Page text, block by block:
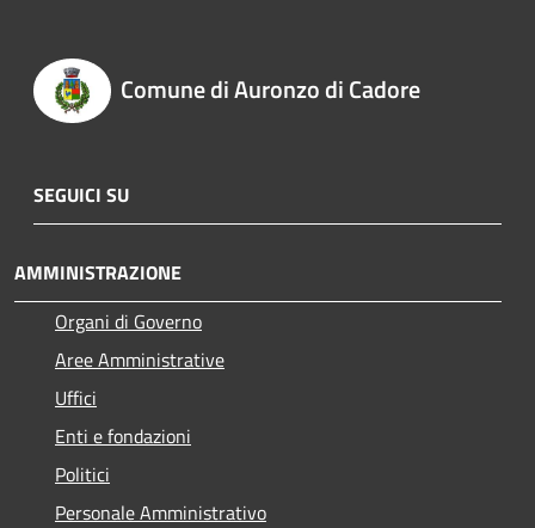
Comune di Auronzo di Cadore
SEGUICI SU
AMMINISTRAZIONE
Organi di Governo
Aree Amministrative
Uffici
Enti e fondazioni
Politici
Personale Amministrativo